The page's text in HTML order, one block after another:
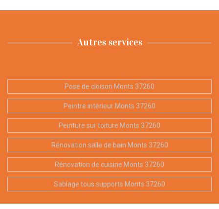
Autres services
Pose de cloison Monts 37260
Peintre intérieur Monts 37260
Peinture sur toiture Monts 37260
Rénovation salle de bain Monts 37260
Rénovation de cuisine Monts 37260
Sablage tous supports Monts 37260